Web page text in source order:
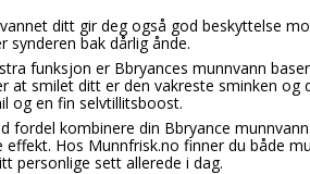
ditt gir deg også god beskyttelse
synderen bak dårlig ånde.
funksjon er Bbryances munnvann
at smilet ditt er den vakreste sminken
og en fin selvtillitsboost.
fordel kombinere din Bbryance
effekt. Hos Munnfrisk.no finner du både
personlige sett allerede i dag.